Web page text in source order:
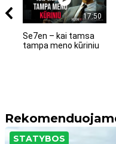
17:50
Se7en – kai tamsa
tampa meno kūriniu
STATYBOS